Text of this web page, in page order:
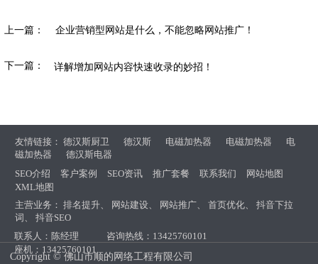
上一篇： 企业营销型网站是什么，不能忽略网站推广！
下一篇： 详解增加网站内容快速收录的妙招！
友情链接：德汉斯厨卫 德汉斯 电磁加热器 电磁加热器
电
磁加热器
德汉斯电器
SEO介绍
客户案例 SEO资讯 推广套餐 联系我们
网站地图
XML地图
主营业务：排名提升、 网站建设、 网站推广、首页优化、抖音下拉
词 、抖音SEO
联系人：陈经理
咨询热线：13425760101
座机：13425760101
Copyright © 佛山市顺的网络工程有限公司